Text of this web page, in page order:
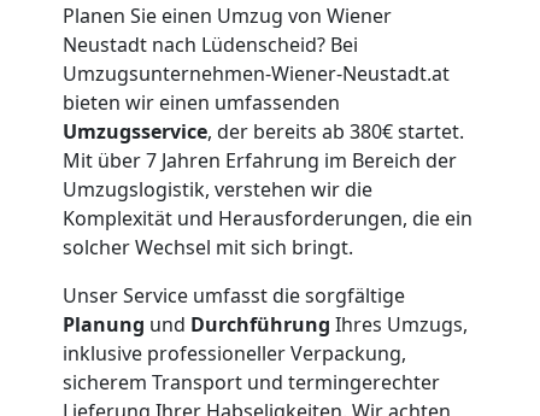
Planen Sie einen Umzug von Wiener
Neustadt nach Lüdenscheid? Bei
Umzugsunternehmen-Wiener-Neustadt.at
bieten wir einen umfassenden
Umzugsservice, der bereits ab 380€ startet.
Mit über 7 Jahren Erfahrung im Bereich der
Umzugslogistik, verstehen wir die
Komplexität und Herausforderungen, die ein
solcher Wechsel mit sich bringt.
Unser Service umfasst die sorgfältige
Planung und Durchführung Ihres Umzugs,
inklusive professioneller Verpackung,
sicherem Transport und termingerechter
Lieferung Ihrer Habseligkeiten. Wir achten